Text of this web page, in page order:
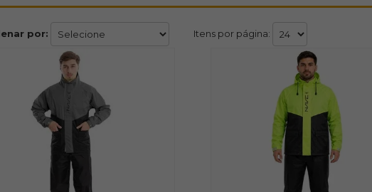
por: Itens por página: